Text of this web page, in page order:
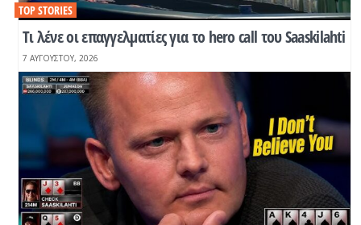
Tι λένε οι επαγγελματίες για το hero call του Saaskilahti
TOP STORIES
7 ΑΥΓΟΎΣΤΟΥ, 2026